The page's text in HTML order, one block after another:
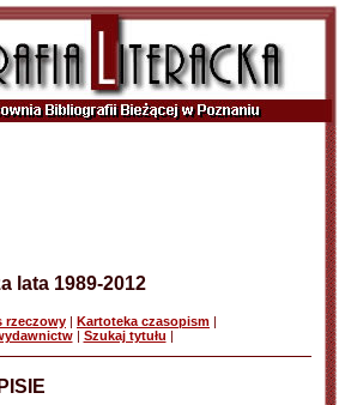
lata 1989-2012
rzeczowy | Kartoteka czasopism |
| Szukaj tytułu |